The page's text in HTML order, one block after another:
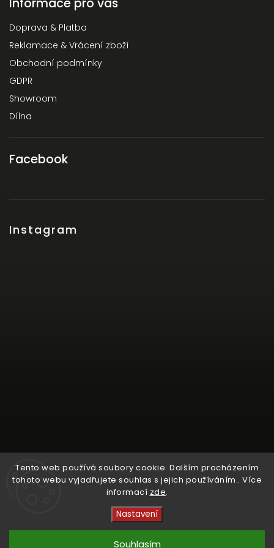
Tento web používá soubory cookie. Dalším procházením
tohoto webu vyjadřujete souhlas s jejich používáním.. Více
informací zde.
Nastavení
Souhlasím
Doprava & Platba
Reklamace & Vrácení zboží
Obchodní podmínky
GDPR
Showroom
Dílna
Facebook
Instagram
Copyright 2026Crystal Cruisers. Všechna práva
vyhrazena.